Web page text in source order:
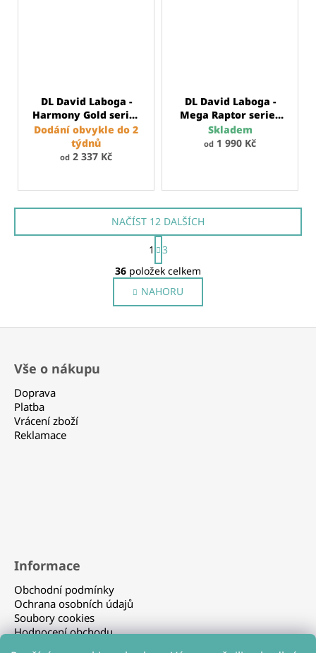
DL David Laboga -
Harmony Gold series
- Headset Extension
prodlužovací kabel
Dodání obvykle do 2
týdnů
od 2 337 Kč
DL David Laboga -
Mega Raptor series
MK2
Skladem
od 1 990 Kč
O
v
l
á
d
NAČÍST 12 DALŠÍCH
S
t
r
á
n
k
o
á
1
3
36 položek celkem
NAHORU
Z
Vše o nákupu
Doprava
Platba
Vrácení zboží
Reklamace
Informace
Obchodní podmínky
Ochrana osobních údajů
Soubory cookies
Hodnocení obchodu